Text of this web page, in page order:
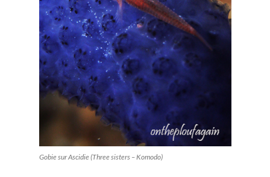
Gobie sur Ascidie (Three sisters – Komodo)